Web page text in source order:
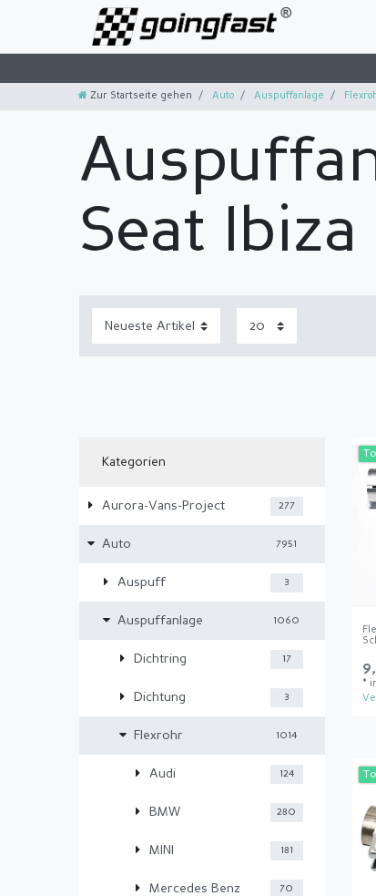
Zur Startseite gehen Auto Auspuffanlage
Seat
Kategorien
Aurora-Vans-Project 277
Auto 7951
Auspuff 3
Auspuffanlage 1060
Dichtring 17
Dichtung 3
Flexrohr 1014
Audi 124
BMW 280
MINI 181
Mercedes Benz 70
*